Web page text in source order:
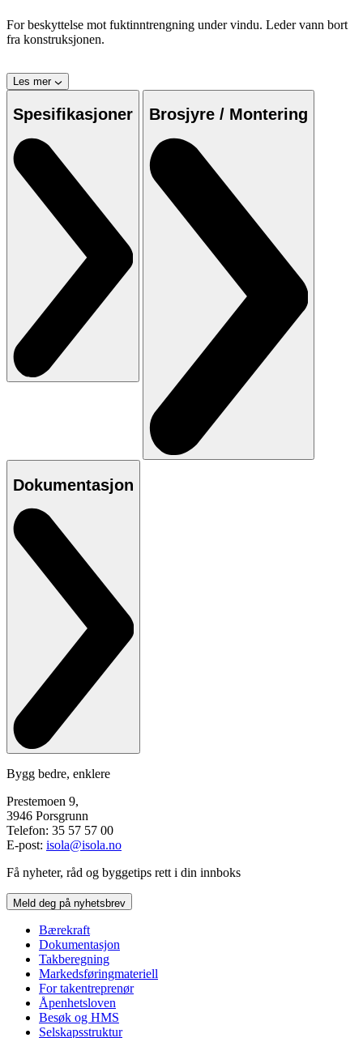
For beskyttelse mot fuktinntrengning under vindu. Leder vann bort
fra konstruksjonen.
Les mer
Spesifikasjoner Brosjyre / Montering
Dokumentasjon
Bygg bedre, enklere
Prestemoen 9,
3946 Porsgrunn
Telefon: 35 57 57 00
E-post: isola@isola.no
Få nyheter, råd og byggetips rett i din innboks
Meld deg på nyhetsbrev
Bærekraft
Dokumentasjon
Takberegning
Markedsføringmateriell
For takentreprenør
Åpenhetsloven
Besøk og HMS
Selskapsstruktur